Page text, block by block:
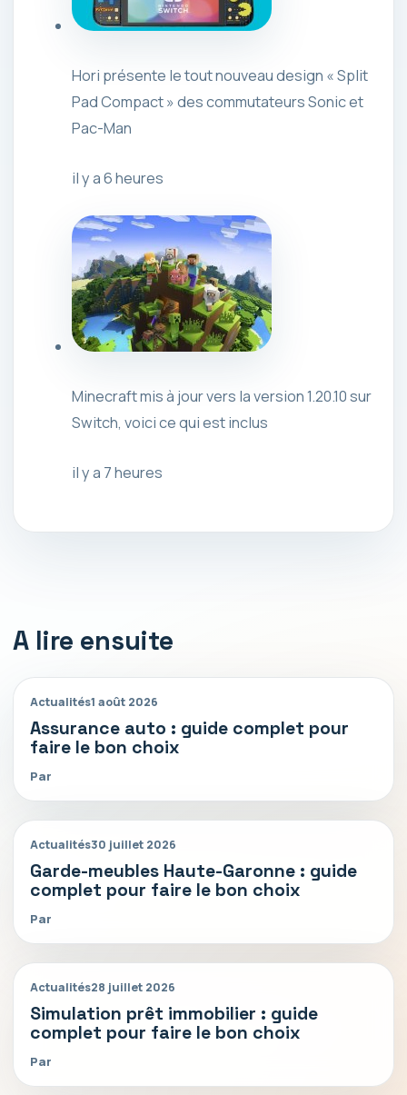
Hori présente le tout nouveau design « Split
Pad Compact » des commutateurs Sonic et
Pac-Man
il y a 6 heures
Minecraft mis à jour vers la version 1.20.10 sur
Switch, voici ce qui est inclus
il y a 7 heures
A lire ensuite
Actualités1 août 2026
Assurance auto : guide complet pour
faire le bon choix
Par
Actualités30 juillet 2026
Garde-meubles Haute-Garonne : guide
complet pour faire le bon choix
Par
Actualités28 juillet 2026
Simulation prêt immobilier : guide
complet pour faire le bon choix
Par